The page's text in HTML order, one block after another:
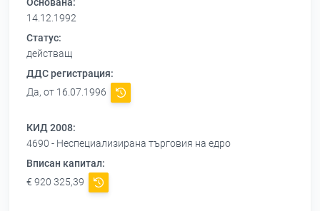
Основана:
14.12.1992
Статус:
действащ
ДДС регистрация:
Да, от 16.07.1996
КИД 2008:
4690 - Неспециализирана търговия на едро
Вписан капитал:
€ 920 325,39